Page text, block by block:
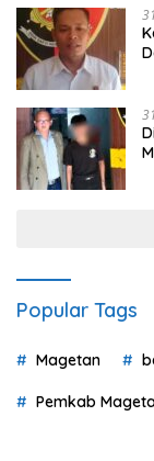
Popular Tags
Magetan
Pemkab